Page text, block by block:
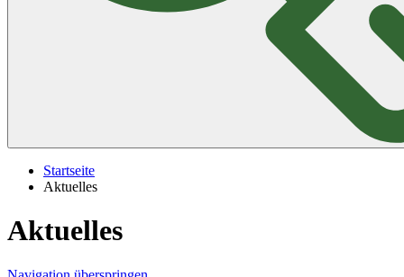
Startseite
Aktuelles
Aktuelles